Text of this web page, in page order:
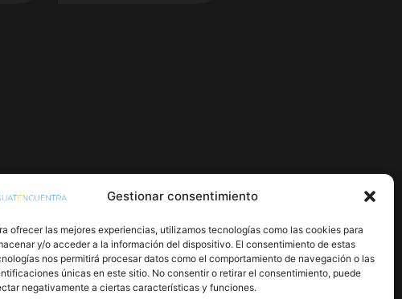
Gestionar consentimiento
ofrecer las mejores experiencias, utilizamos tecnologías como las cookies para
y/o acceder a la información del dispositivo. El consentimiento de estas
nos permitirá procesar datos como el comportamiento de navegación o las
únicas en este sitio. No consentir o retirar el consentimiento, puede
negativamente a ciertas características y funciones.